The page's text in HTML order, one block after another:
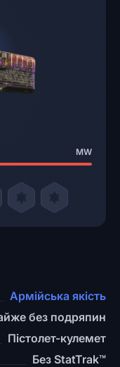
MW
Армійська якість
без подряпин
Пістолет-кулемет
Без StatTrak™